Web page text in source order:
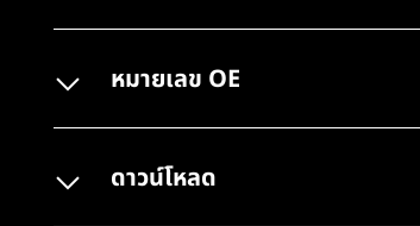
หมายเลข OE
ดาวน์โหลด